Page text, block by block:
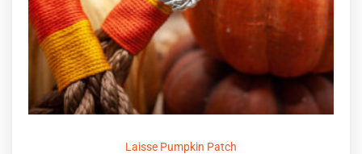
Laisse Pumpkin Patch